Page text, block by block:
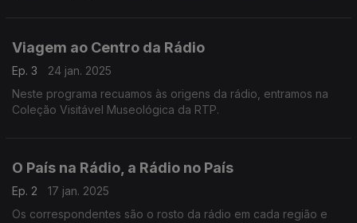
Viagem ao Centro da Rádio
Ep. 3
24 jan. 2025
Neste programa recuamos às origens da rádio, entramos na
Coleção Visitável Museológica da RTP.
O País na Rádio, a Rádio no País
Ep. 2
17 jan. 2025
Os correspondentes são o rosto da rádio em cada região e